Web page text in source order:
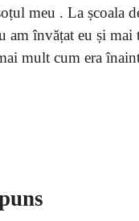
meu . La școala
am învățat eu și mai
mult cum era